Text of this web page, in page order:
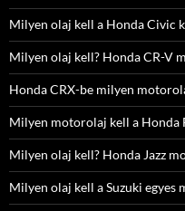
Milyen olaj kell a Honda Civic
Milyen olaj kell? Honda CR-V
Honda CRX-be milyen
Milyen motorolaj kell a Honda
Milyen olaj kell? Honda Jazz
Milyen olaj kell a Suzuki egyes